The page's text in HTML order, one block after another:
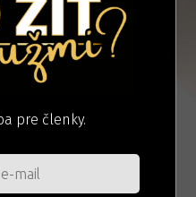
pre členky.